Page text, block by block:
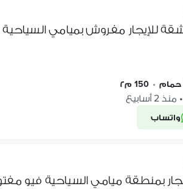
• 150 م٢
• منذ 2 أسابيع
واتساب